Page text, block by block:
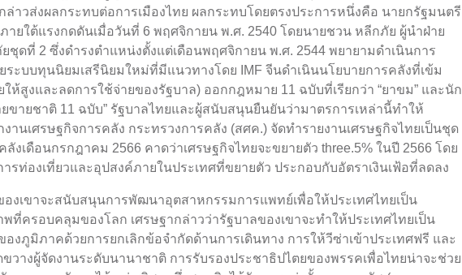
าวส่งผลกระทบต่อการเมืองไทย ผลกระทบโดยตรงประการหนึ่งคือ นายกรัฐมนตรี
ายใต้แรงกดดันเมื่อวันที่ 6 พฤศจิกายน พ.ศ. 2540 โดยนายชวน หลีกภัย ผู้นำฝ่าย
ชุดที่ 2 ซึ่งดำรงตำแหน่งตั้งแต่เดือนพฤศจิกายน พ.ศ. 2544 พยายามดำเนินการ
ระบบทุนนิยมเสรีนิยมใหม่ที่มีแนวทางโดย IMF จีนดำเนินนโยบายการคลังที่เข้ม
ให้สูงและลดการใช้จ่ายของรัฐบาล) ออกกฎหมาย 11 ฉบับที่เรียกว่า “ยาขม” และนัก
ขายชาติ 11 ฉบับ” รัฐบาลไทยและผู้สนับสนุนยืนยันว่ามาตรการเหล่านี้ทำให้
านเศรษฐกิจการคลัง กระทรวงการคลัง (สศค.) จัดทำรายงานเศรษฐกิจไทยเป็นชุด
งเดือนกรกฎาคม 2566 คาดว่าเศรษฐกิจไทยจะขยายตัว three.5% ในปี 2566 โดย
รท่องเที่ยวและอุปสงค์ภายในประเทศที่ขยายตัว ประกอบกับอัตราเงินเฟ้อที่ลดลง
องเขาจะสนับสนุนการพัฒนาอุตสาหกรรมการแพทย์เพื่อให้ประเทศไทยเป็น
ที่ครอบคลุมของโลก เศรษฐากล่าวว่ารัฐบาลของเขาจะทำให้ประเทศไทยเป็น
องภูมิภาคด้วยการยกเลิกข้อจำกัดด้านการเดินทาง การให้วีซ่าเข้าประเทศฟรี และ
วางผู้จัดงานระดับนานาชาติ การรับรองประชาธิปไตยของพรรคเพื่อไทยน่าจะช่วย